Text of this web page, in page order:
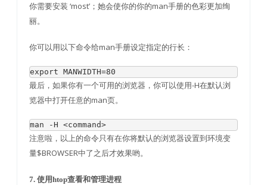
你需要安装 ‘most’；她会使你的你的man手册的色彩更加绚
丽。
你可以用以下命令给man手册设定指定的行长：
export MANWIDTH=80
最后，如果你有一个可用的浏览器，你可以使用-H在默认浏
览器中打开任意的man页。
man -H <command>
注意啦，以上的命令只有在你将默认的浏览器设置到环境变
量$BROWSER中了之后才效果哟。
7. 使用htop查看和管理进程